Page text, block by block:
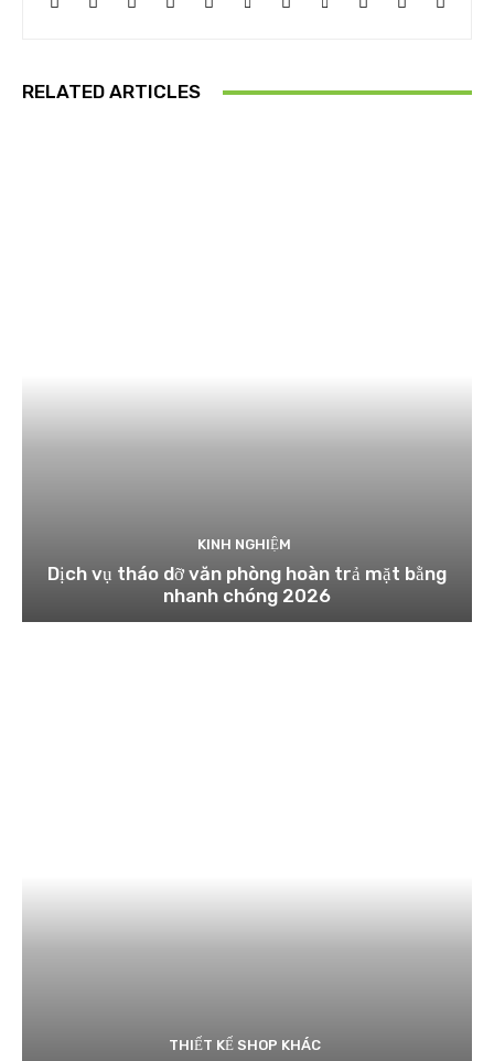
RELATED ARTICLES
KINH NGHIỆM
Dịch vụ tháo dỡ văn phòng hoàn trả mặt bằng
nhanh chóng 2026
THIẾT KẾ SHOP KHÁC